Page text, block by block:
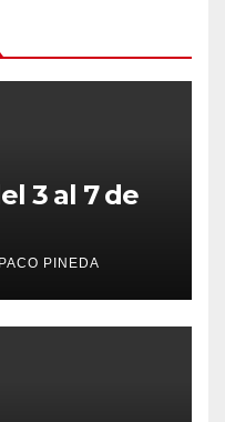
3 al 7 de
PACO PINEDA